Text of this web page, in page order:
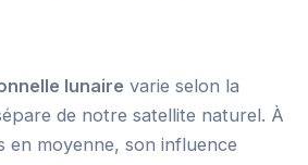
lunaire varie selon la
de notre satellite naturel. À
en moyenne, son influence